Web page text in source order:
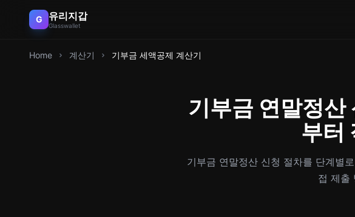
G 유리지갑
Glasswallet
Home 계산기 기부금 세액공제 계산기
기부금 연말정산
부터
기부금 연말정산 신청 절차를 단계별
접 제출